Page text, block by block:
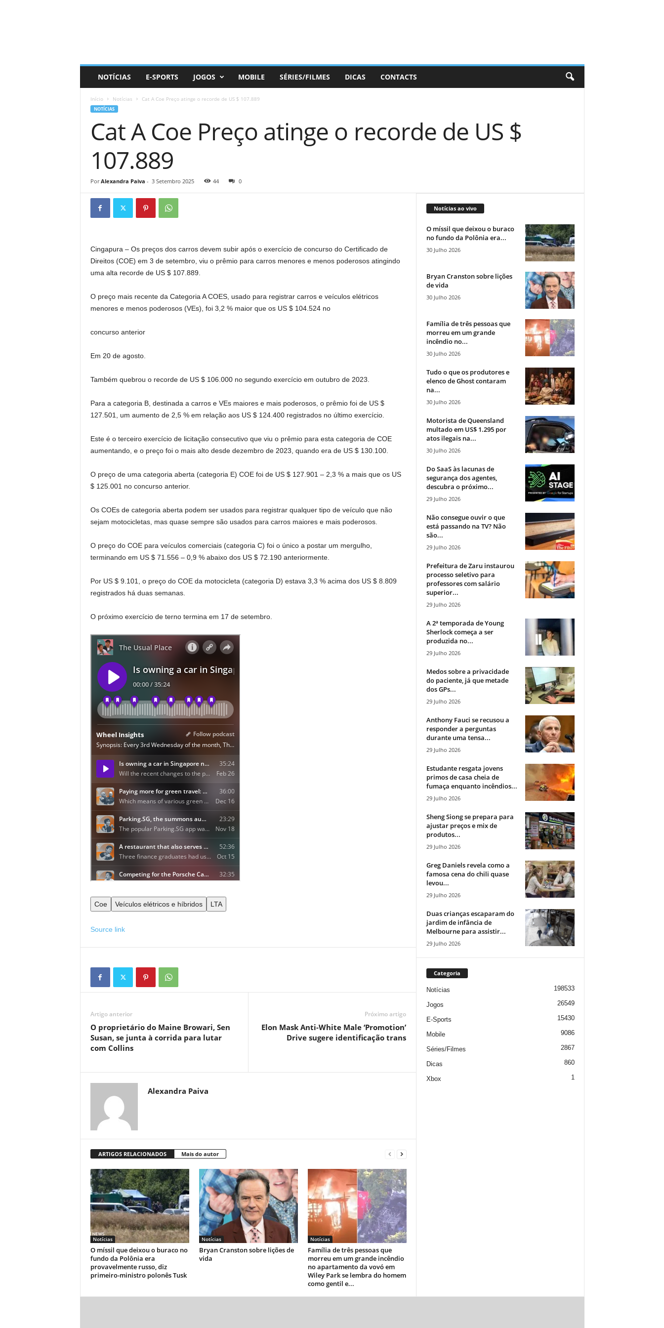
NOTÍCIAS E-SPORTS JOGOS MOBILE SÉRIES/FILMES DICAS CONTACTS
Início Notícias Cat A Coe Preço atinge o recorde de US $ 107.889
NOTÍCIAS
Cat A Coe Preço atinge o recorde de US $
107.889
Por Alexandra Paiva - 3 Setembro 2025 44 0
Cingapura –Os preços dos carros devem subir após o exercício de concurso do Certificado de
Direitos (COE) em 3 de setembro, viu o prêmio para carros menores e menos poderosos atingindo
uma alta recorde de US $ 107.889.
O preço mais recente da Categoria A COES, usado para registrar carros e veículos elétricos
menores e menos poderosos (VEs), foi 3,2 % maior que os US $ 104.524 no
concurso anterior
Em 20 de agosto.
Também quebrou o recorde de US $ 106.000 no segundo exercício em outubro de 2023.
Para a categoria B, destinada a carros e VEs maiores e mais poderosos, o prêmio foi de US $
127.501, um aumento de 2,5 % em relação aos US $ 124.400 registrados no último exercício.
Este é o terceiro exercício de licitação consecutivo que viu o prêmio para esta categoria de COE
aumentando, e o preço foi o mais alto desde dezembro de 2023, quando era de US $ 130.100.
O preço de uma categoria aberta (categoria E) COE foi de US $ 127.901 – 2,3 % a mais que os US
$ 125.001 no concurso anterior.
Os COEs de categoria aberta podem ser usados ​​para registrar qualquer tipo de veículo que não
sejam motocicletas, mas quase sempre são usados ​​para carros maiores e mais poderosos.
O preço do COE para veículos comerciais (categoria C) foi o único a postar um mergulho,
terminando em US $ 71.556 – 0,9 % abaixo dos US $ 72.190 anteriormente.
Por US $ 9.101, o preço do COE da motocicleta (categoria D) estava 3,3 % acima dos US $ 8.809
registrados há duas semanas.
O próximo exercício de terno termina em 17 de setembro.
Coe Veículos elétricos e híbridos LTA
Source link
Artigo anterior
O proprietário do Maine Browari, Sen
Susan, se junta à corrida para lutar
com Collins
Próximo artigo
Elon Mask Anti-White Male ‘Promotion’
Drive sugere identificação trans
Alexandra Paiva
ARTIGOS RELACIONADOS Mais do autor
Notícias
O míssil que deixou o buraco no
fundo da Polônia era
provavelmente russo, diz
primeiro-ministro polonês Tusk
Notícias
Bryan Cranston sobre lições de
vida
Notícias
Família de três pessoas que
morreu em um grande incêndio
no apartamento da vovó em
Wiley Park se lembra do homem
como gentil e...
Notícias ao vivo
O míssil que deixou o buraco
no fundo da Polônia era...
30 Julho 2026
Bryan Cranston sobre lições
de vida
30 Julho 2026
Família de três pessoas que
morreu em um grande
incêndio no...
30 Julho 2026
Tudo o que os produtores e
elenco de Ghost contaram
na...
30 Julho 2026
Motorista de Queensland
multado em US$ 1.295 por
atos ilegais na...
30 Julho 2026
Do SaaS às lacunas de
segurança dos agentes,
descubra o próximo...
29 Julho 2026
Não consegue ouvir o que
está passando na TV? Não
são...
29 Julho 2026
Prefeitura de Zaru instaurou
processo seletivo para
professores com salário
superior...
29 Julho 2026
A 2ª temporada de Young
Sherlock começa a ser
produzida no...
29 Julho 2026
Medos sobre a privacidade
do paciente, já que metade
dos GPs...
29 Julho 2026
Anthony Fauci se recusou a
responder a perguntas
durante uma tensa...
29 Julho 2026
Estudante resgata jovens
primos de casa cheia de
fumaça enquanto incêndios...
29 Julho 2026
Sheng Siong se prepara para
ajustar preços e mix de
produtos...
29 Julho 2026
Greg Daniels revela como a
famosa cena do chili quase
levou...
29 Julho 2026
Duas crianças escaparam do
jardim de infância de
Melbourne para assistir...
29 Julho 2026
Categoria
Notícias 198533
Jogos 26549
E-Sports 15430
Mobile 9086
Séries/Filmes 2867
Dicas 860
Xbox 1